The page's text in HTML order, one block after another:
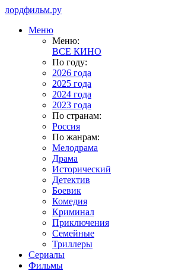
лордфильм.ру
Меню
Меню:
ВСЕ КИНО
По году:
2026 года
2025 года
2024 года
2023 года
По странам:
Россия
По жанрам:
Мелодрама
Драма
Исторический
Детектив
Боевик
Комедия
Криминал
Приключения
Семейные
Триллеры
Сериалы
Фильмы